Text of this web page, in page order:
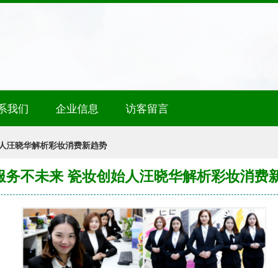
我们 企业信息 访客留言
汪晓华解析彩妆消费新趋势
务不未来 瓷妆创始人汪晓华解析彩妆消费